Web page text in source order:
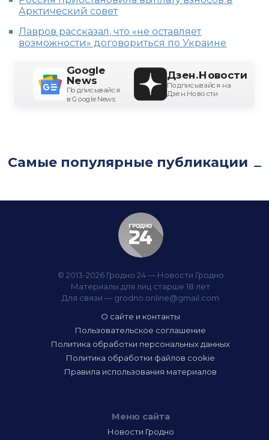
Арктический совет
Лавров рассказал, что «не оставляет
возможности» договориться по Украине
Google
News
Подписывайся
в Google News
Дзен.Новости
Подписывайся на
Дзен.Новости
Самые популярные публикации
© 2013-2026 Гродно 24 — Новости Гродно
Материалы для лиц старше 18 лет
Для связи — grodno.online@gmail.com
О сайте и контакты
Пользовательское соглашение
Политика обработки персональных данных
Политика обработки файлов cookie
Правила использования материалов
Меню сайта
Новости Гродно